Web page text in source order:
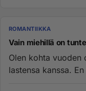
ROMANTIIKKA
Vain miehillä on
Olen kohta vuoden
lastensa kanssa.